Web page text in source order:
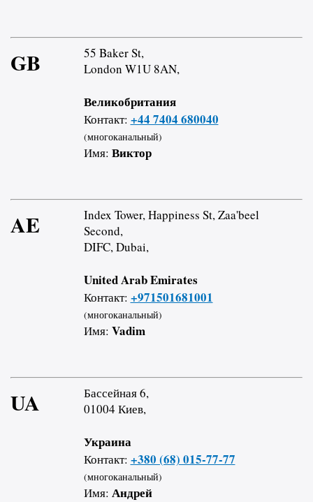
GB
55 Baker St,
London W1U 8AN,
Великобритания
Контакт: +44 7404 680040
(многоканальный)
Имя: Виктор
AE
Index Tower, Happiness St, Zaa'beel
Second,
DIFC, Dubai,
United Arab Emirates
Контакт: +971501681001
(многоканальный)
Имя: Vadim
UA
Бассейная 6,
01004 Киев,
Украина
Контакт: +380 (68) 015-77-77
(многоканальный)
Имя: Андрей